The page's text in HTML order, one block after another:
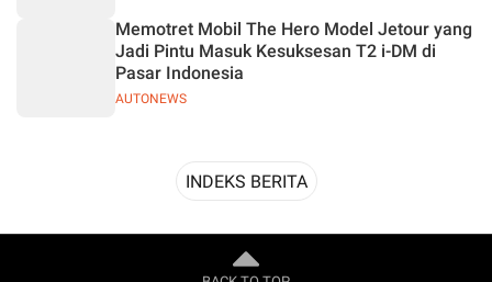
AUTONEWS
Memotret Mobil The Hero Model Jetour yang
Jadi Pintu Masuk Kesuksesan T2 i-DM di
Pasar Indonesia
INDEKS BERITA